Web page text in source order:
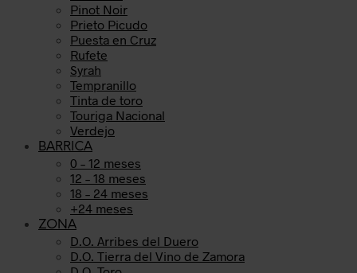
Pinot Noir
Prieto Picudo
Puesta en Cruz
Rufete
Syrah
Tempranillo
Tinta de toro
Touriga Nacional
Verdejo
BARRICA
0 – 12 meses
12 – 18 meses
18 – 24 meses
+24 meses
ZONA
D.O. Arribes del Duero
D.O. Tierra del Vino de Zamora